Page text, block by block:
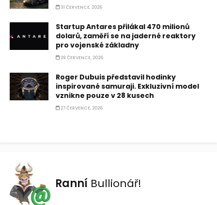
31 ČERVENCE, 2026
Startup Antares přilákal 470 milionů
dolarů, zaměří se na jaderné reaktory
pro vojenské základny
29 ČERVENCE, 2026
Roger Dubuis představil hodinky
inspirované samuraji. Exkluzivní model
vznikne pouze v 28 kusech
27 ČERVENCE, 2026
Ranní Bullionář!